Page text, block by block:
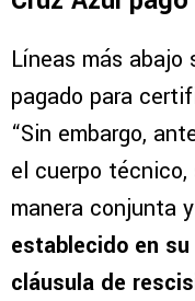
Líneas más
pagado para
“Sin embargo,
el cuerpo
manera conjunta
establecido en
cláusula de